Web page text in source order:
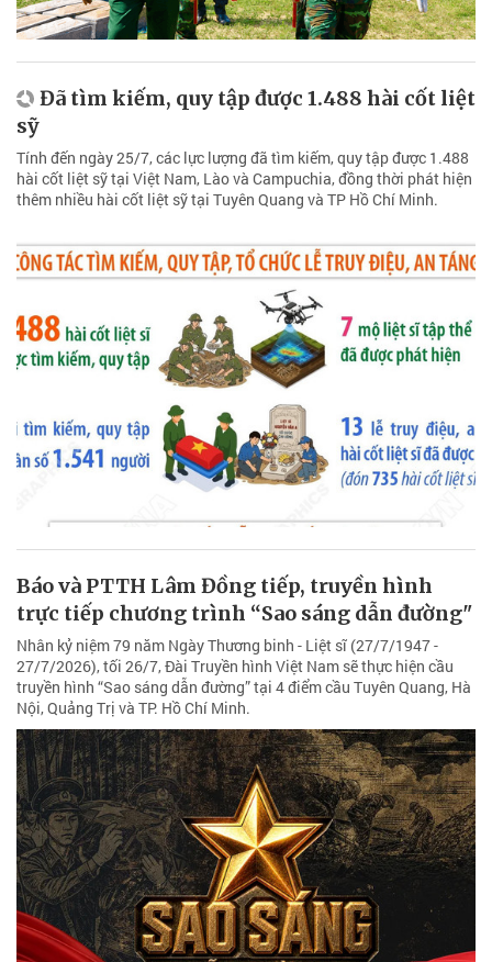
Đã tìm kiếm, quy tập được 1.488 hài cốt liệt
sỹ
Tính đến ngày 25/7, các lực lượng đã tìm kiếm, quy tập được 1.488
hài cốt liệt sỹ tại Việt Nam, Lào và Campuchia, đồng thời phát hiện
thêm nhiều hài cốt liệt sỹ tại Tuyên Quang và TP Hồ Chí Minh.
Báo và PTTH Lâm Đồng tiếp, truyền hình
trực tiếp chương trình “Sao sáng dẫn đường"
Nhân kỷ niệm 79 năm Ngày Thương binh - Liệt sĩ (27/7/1947 -
27/7/2026), tối 26/7, Đài Truyền hình Việt Nam sẽ thực hiện cầu
truyền hình “Sao sáng dẫn đường” tại 4 điểm cầu Tuyên Quang, Hà
Nội, Quảng Trị và TP. Hồ Chí Minh.